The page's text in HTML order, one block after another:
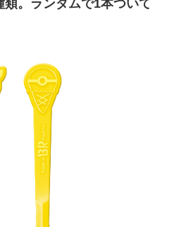
。ランダムで1本ついて